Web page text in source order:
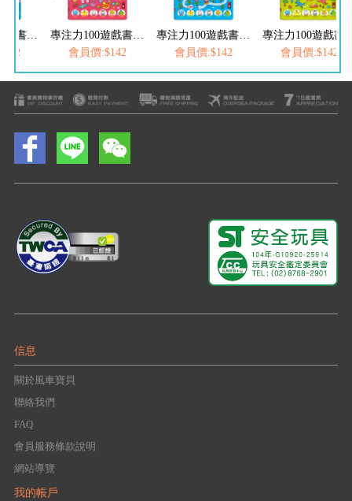
專注力100遊戲書-5歲
專注力100遊戲書-6歲
會員價:$142
專注力100遊戲書-2歲
會員價:$142
會員價:$142
信息
關於風車寶貝
聯絡我們
FAQ
會員服務條款說明
網站導覽
我的帳戶